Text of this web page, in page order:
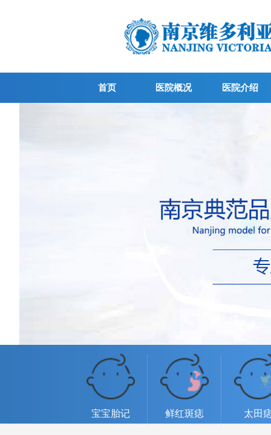
首页 医院概况 医院介绍
宝宝胎记 鲜红斑痣 太田